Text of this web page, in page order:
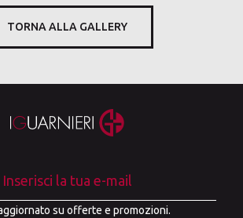
TORNA ALLA GALLERY
su offerte e promozioni.